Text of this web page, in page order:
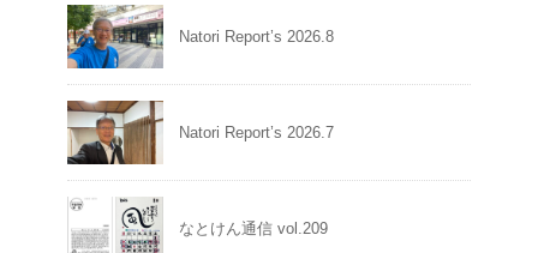
Natori Report’s 2026.8
Natori Report’s 2026.7
なとけん通信 vol.209